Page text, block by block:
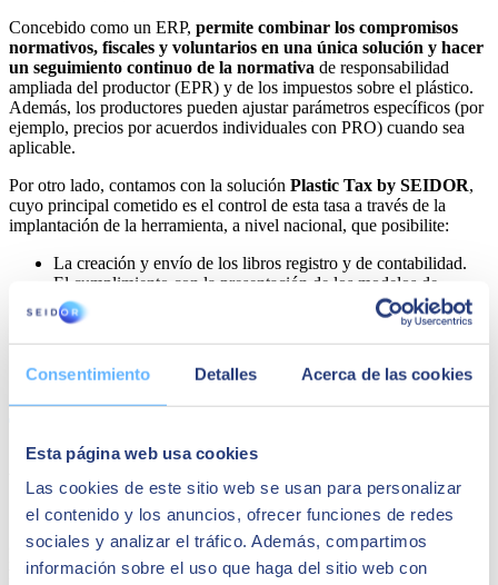
Consentimiento Detalles Acerca de las cookies
Esta página web usa cookies
Las cookies de este sitio web se usan para personalizar
el contenido y los anuncios, ofrecer funciones de redes
sociales y analizar el tráfico. Además, compartimos
información sobre el uso que haga del sitio web con
Concebido como un ERP, permite combinar los compromisos
normativos, fiscales y voluntarios en una única solución y hacer
un seguimiento continuo de la normativa de responsabilidad
ampliada del productor (EPR) y de los impuestos sobre el plástico.
Además, los productores pueden ajustar parámetros específicos (por
ejemplo, precios por acuerdos individuales con PRO) cuando sea
aplicable.
Por otro lado, contamos con la solución Plastic Tax by SEIDOR,
cuyo principal cometido es el control de esta tasa a través de la
implantación de la herramienta, a nivel nacional, que posibilite:
La creación y envío de los libros registro y de contabilidad.
El cumplimiento con la presentación de los modelos de
autoliquidación 592 y solicitud de devolución A22.
La repercusión o consignación en factura de la información
necesaria con ocasión de las ventas o entregas.
Share
SEIDOR
SEIDORes una consultora tecnológica que ofrece un portafolio
integral de soluciones y servicios que cubren los ámbitos de